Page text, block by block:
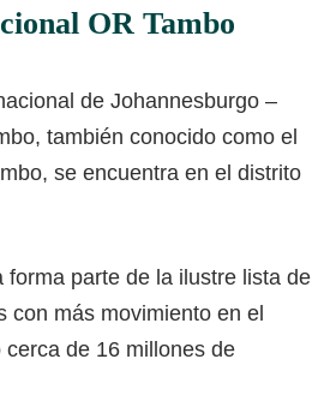
OR Tambo
de Johannesburgo –
también conocido como el
se encuentra en el distrito
forma parte de la ilustre lista de
con más movimiento en el
de 16 millones de